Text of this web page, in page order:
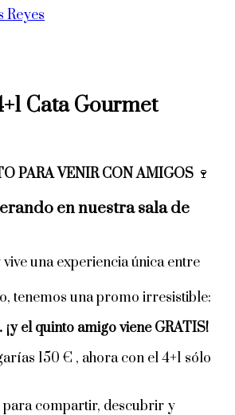
Cata Gourmet
PARA VENIR CON AMIGOS 🍷
en nuestra sala de
una experiencia única entre
tenemos una promo irresistible:
el quinto amigo viene GRATIS!
150 € , ahora con el 4+1 sólo
para compartir, descubrir y